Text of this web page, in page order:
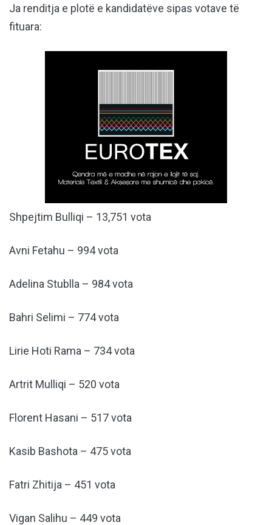
Ja renditja e plotë e kandidatëve sipas votave të
fituara:
Shpejtim Bulliqi – 13,751 vota
Avni Fetahu – 994 vota
Adelina Stublla – 984 vota
Bahri Selimi – 774 vota
Lirie Hoti Rama – 734 vota
Artrit Mulliqi – 520 vota
Florent Hasani – 517 vota
Kasib Bashota – 475 vota
Fatri Zhitija – 451 vota
Vigan Salihu – 449 vota